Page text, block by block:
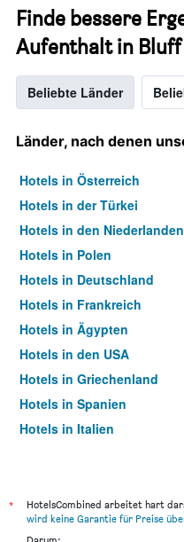
Finde bessere
Aufenthalt in
Beliebte Länder
Länder, nach denen
Hotels in Österreich
Hotels in der Türkei
Hotels in den Niederlanden
Hotels in Polen
Hotels in Deutschland
Hotels in Frankreich
Hotels in Ägypten
Hotels in den USA
Hotels in Griechenland
Hotels in Spanien
Hotels in Italien
*
HotelsCombined arbeitet hart
wird keine Garantie für Preise